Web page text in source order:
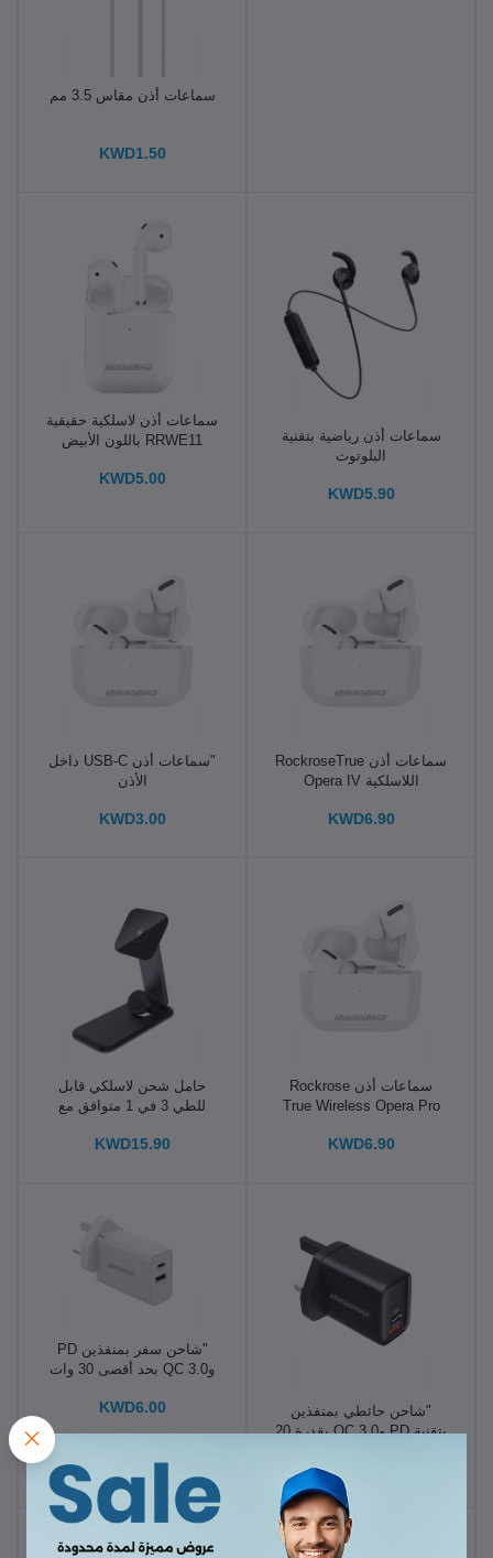
سماعات أذن مقاس 3.5 مم
KWD1.50
سماعات أذن رياضية بتقنية
البلوتوث
KWD5.90
سماعات أذن لاسلكية حقيقية
RRWE11 باللون الأبيض
KWD5.00
سماعات أذن RockroseTrue
اللاسلكية Opera IV
KWD6.90
"سماعات أذن USB-C داخل
الأذن
KWD3.00
سماعات أذن Rockrose
True Wireless Opera Pro
KWD6.90
حامل شحن لاسلكي قابل
للطي 3 في 1 متوافق مع
KWD15.90
"شاحن حائطي بمنفذين
بتقنية PD وQC 3.0 بقدرة 20
KWD3.50
"شاحن سفر بمنفذين PD
وQC 3.0 بحد أقصى 30 وات
KWD6.00